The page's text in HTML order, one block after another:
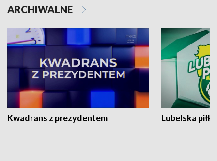
ARCHIWALNE
Kwadrans z prezydentem Lubelska piłka